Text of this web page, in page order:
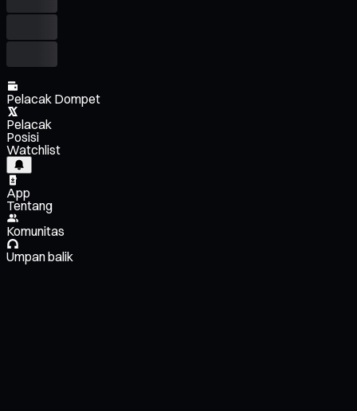
Pelacak Dompet
Pelacak
Posisi
Watchlist
App
Tentang
Komunitas
Umpan balik